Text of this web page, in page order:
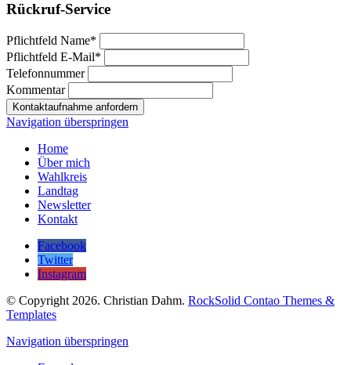
Rückruf-Service
Pflichtfeld Name*
Pflichtfeld E-Mail*
Telefonnummer
Kommentar
Kontaktaufnahme anfordern
Navigation überspringen
Home
Über mich
Wahlkreis
Landtag
Newsletter
Kontakt
Facebook
Twitter
Instagram
© Copyright 2026. Christian Dahm. RockSolid Contao Themes &
Templates
Navigation überspringen